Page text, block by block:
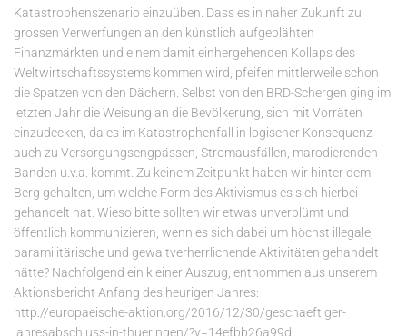
Katastrophenszenario einzuüben. Dass es in naher Zukunft zu
grossen Verwerfungen an den künstlich aufgeblähten
Finanzmärkten und einem damit einhergehenden Kollaps des
Weltwirtschaftssystems kommen wird, pfeifen mittlerweile schon
die Spatzen von den Dächern. Selbst von den BRD-Schergen ging im
letzten Jahr die Weisung an die Bevölkerung, sich mit Vorräten
einzudecken, da es im Katastrophenfall in logischer Konsequenz
auch zu Versorgungsengpässen, Stromausfällen, marodierenden
Banden u.v.a. kommt. Zu keinem Zeitpunkt haben wir hinter dem
Berg gehalten, um welche Form des Aktivismus es sich hierbei
gehandelt hat. Wieso bitte sollten wir etwas unverblümt und
öffentlich kommunizieren, wenn es sich dabei um höchst illegale,
paramilitärische und gewaltverherrlichende Aktivitäten gehandelt
hätte? Nachfolgend ein kleiner Auszug, entnommen aus unserem
Aktionsbericht Anfang des heurigen Jahres:
http://europaeische-aktion.org/2016/12/30/geschaeftiger-
jahresabschluss-in-thueringen/?v=14efbb26a99d